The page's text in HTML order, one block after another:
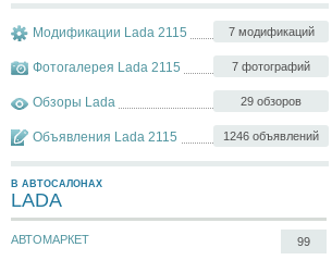
7 модификаций
Модификации Lada 2115
7 фотографий
Фотогалерея Lada 2115
29 обзоров
Обзоры Lada
1246 объявлений
Объявления Lada 2115
В АВТОСАЛОНАХ
LADA
АВТОМАРКЕТ 99